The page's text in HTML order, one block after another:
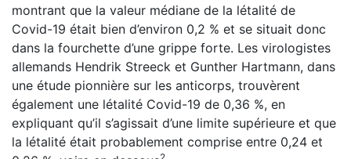
montrant que la valeur médiane de la létalité de
Covid-19 était bien d’environ 0,2 % et se situait donc
dans la four­chette d’une grippe forte. Les virologistes
allemands Hendrik Streeck et Gunther Hartmann, dans
une étude pionnière sur les anticorps, trouvèrent
également une létalité Covid-19 de 0,36 %, en
expliquant qu’il s’agissait d’une limite supérieure et que
la létalité était probablement comprise entre 0,24 et